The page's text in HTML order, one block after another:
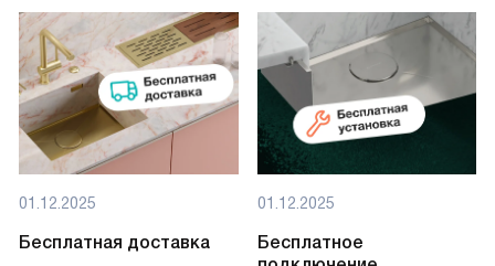
01.12.2025
Бесплатная доставка
01.12.2025
Бесплатное